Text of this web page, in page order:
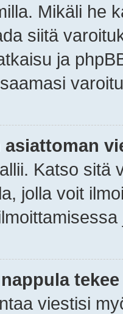
Mikäli he
siitä
ja
Katso sitä
jolla voit
viestisi